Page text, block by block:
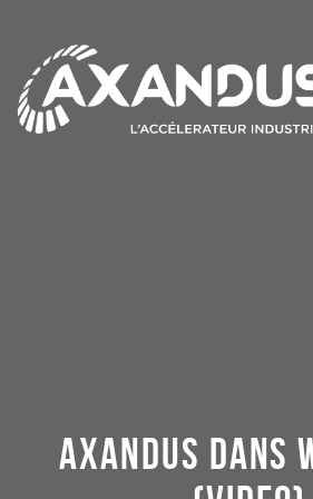
AXANDUS DANS